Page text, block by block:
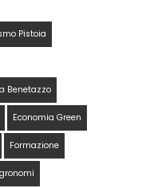
Pistoia
Benetazzo
Economia Green
Formazione